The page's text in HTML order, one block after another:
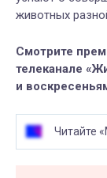
животных
Смотрите
телеканале
и
Читайте